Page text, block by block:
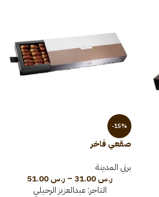
-15%
صقعي فاخر
برني المدينة
ر.س31.00
– ر.س51.00
التاجر:عبدالعزيز الرحيلي